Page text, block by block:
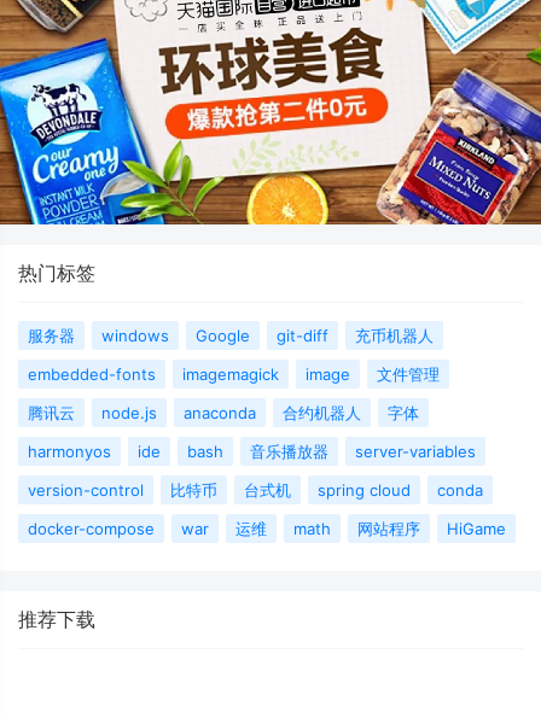
热门标签
服务器 windows Google git-diff
充币机器人
embedded-fonts
imagemagick image
文件管理
腾讯云
node.js anaconda 合约机器人
字体
harmonyos
ide bash 音乐播放器
server-variables
version-control
比特币 台式机 spring cloud
conda
docker-compose
war 运维 math 网站程序 HiGame
推荐下载